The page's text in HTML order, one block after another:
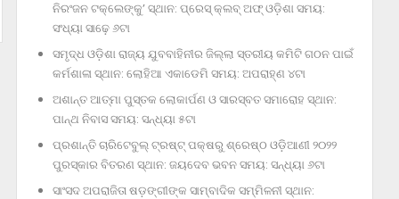
ନିରଂଜନ ଟକ୍‌ଲେଙ୍କୁ’ ସ୍ଥାନ: ପ୍ରେସ୍‌ କ୍ଲବ୍‌ ଅଫ୍‌ ଓଡ଼ିଶା ସମୟ:
ସଂଧ୍ୟା ସାଢ଼େ ୬ଟା
ସମୃଦ୍ଧ ଓଡ଼ିଶା ରାଜ୍ୟ ଯୁବବାହିନୀର ଜିଲ୍ଲା ସ୍ତରୀୟ କମିଟି ଗଠନ ପାଇଁ
କର୍ମଶାଳା ସ୍ଥାନ: ଲୋହିଆ ଏକାଡେମି ସମୟ: ଅପରାହ୍‌ଣ ୪ଟା
ଅଶାନ୍ତ ଆତ୍ମା ପୁସ୍ତକ ଲୋକାର୍ପଣ ଓ ସାରସ୍ବତ ସମାରୋହ ସ୍ଥାନ:
ପାନ୍ଥ ନିବାସ ସମୟ: ସନ୍ଧ୍ୟା ୫ଟା
ପ୍ରଶାନ୍ତି ଚାରିଟେବୁଲ୍‌ ଟ୍ରଷ୍ଟ୍‌ ପକ୍ଷରୁ ଶ୍ରେଷ୍ଠ ଓଡ଼ିଆଣୀ ୨୦୨୨
ପୁରସ୍କାର ବିତରଣ ସ୍ଥାନ: ଜୟଦେବ ଭବନ ସମୟ: ସନ୍ଧ୍ୟା ୬ଟା
ସାଂସଦ ଅପରାଜିତା ଷଡ଼ଙ୍ଗୀଙ୍କ ସାମ୍ବାଦିକ ସମ୍ମିଳନୀ ସ୍ଥାନ: